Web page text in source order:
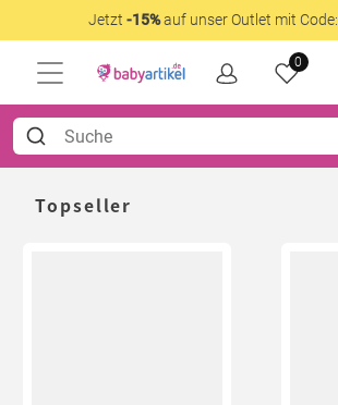
Jetzt -15%auf unser Outlet mit Code:
0
Topseller